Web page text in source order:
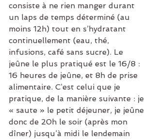
consiste à ne rien manger durant
un laps de temps déterminé (au
moins 12h) tout en s’hydratant
continuellement (eau, thé,
infusions, café sans sucre). Le
jeûne le plus pratiqué est le 16/8 :
16 heures de jeûne, et 8h de prise
alimentaire. C’est celui que je
pratique, de la manière suivante : je
« saute » le petit déjeuner, je jeûne
donc de 20h le soir (après mon
dîner) jusqu’à midi le lendemain